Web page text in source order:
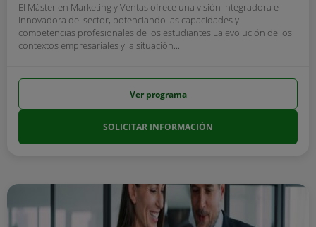
El Máster en Marketing y Ventas ofrece una visión integradora e
innovadora del sector, potenciando las capacidades y
competencias profesionales de los estudiantes.La evolución de los
contextos empresariales y la situación...
Ver programa
SOLICITAR INFORMACIÓN